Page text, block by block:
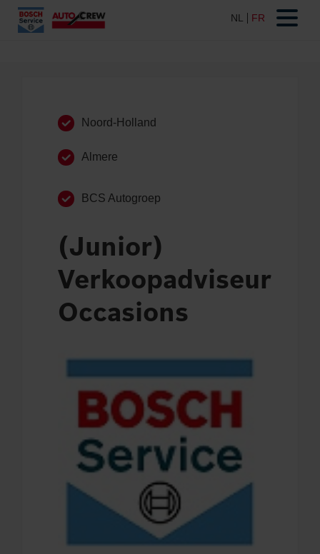
Noord-Holland
Almere
BCS Autogroep
(Junior)
Verkoopadviseur
Occasions